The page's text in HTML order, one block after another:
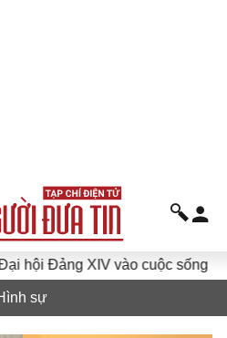
XIV vào cuộc sống
sự